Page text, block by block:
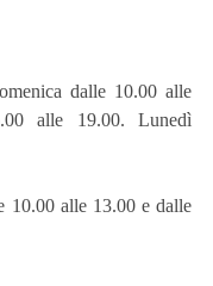
dalle 10.00 alle
alle 19.00. Lunedì
10.00 alle 13.00 e dalle